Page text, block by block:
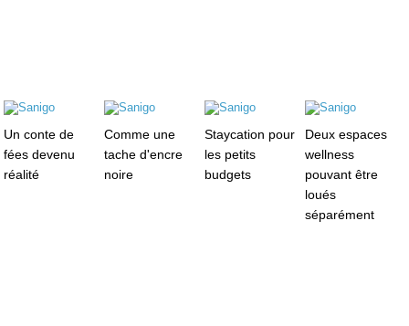
Un conte de
fées devenu
réalité
Comme une
tache d'encre
noire
Staycation pour
les petits
budgets
Deux espaces
wellness
pouvant être
loués
séparément